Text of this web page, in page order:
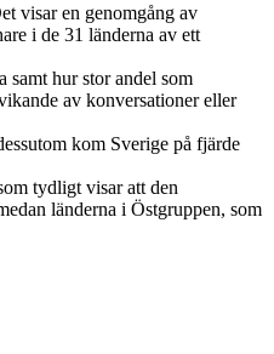
visar en genomgång av
i de 31 länderna av ett
samt hur stor andel som
av konversationer eller
kom Sverige på fjärde
tydligt visar att den
länderna i Östgruppen, som